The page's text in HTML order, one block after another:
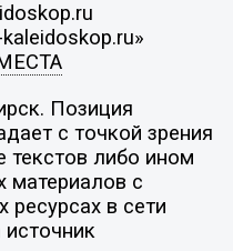
Позиция
с точкой зрения
текстов либо ином
материалов с
ресурсах в сети
источник